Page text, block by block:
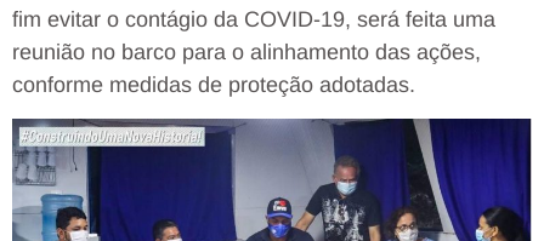
fim evitar o contágio da COVID-19, será feita uma
reunião no barco para o alinhamento das ações,
conforme medidas de proteção adotadas.